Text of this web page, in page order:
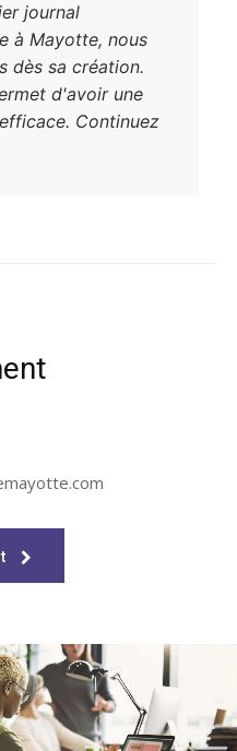
journal
à Mayotte, nous
dès sa création.
d'avoir une
Continuez